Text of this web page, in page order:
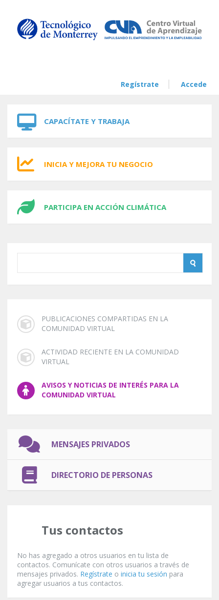
Regístrate Accede
CAPACÍTATE Y TRABAJA
INICIA Y MEJORA TU NEGOCIO
PARTICIPA EN ACCIÓN CLIMÁTICA
PUBLICACIONES COMPARTIDAS EN LA
COMUNIDAD VIRTUAL
ACTIVIDAD RECIENTE EN LA COMUNIDAD
VIRTUAL
AVISOS Y NOTICIAS DE INTERÉS PARA LA
COMUNIDAD VIRTUAL
MENSAJES PRIVADOS
DIRECTORIO DE PERSONAS
Tus contactos
No has agregado a otros usuarios en tu lista de
contactos. Comunícate con otros usuarios a través de
mensajes privados. Regístrate o inicia tu sesión para
agregar usuarios a tus contactos.